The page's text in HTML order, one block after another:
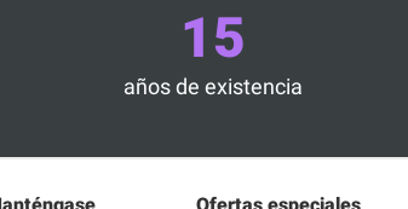
15
años de existencia